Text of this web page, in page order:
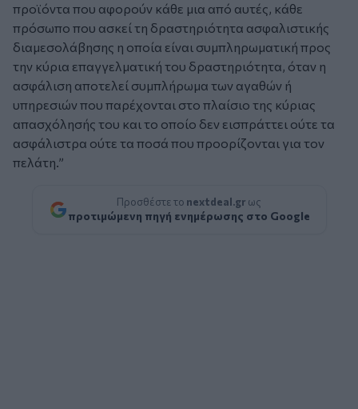
προϊόντα που αφορούν κάθε μια από αυτές, κάθε
πρόσωπο που ασκεί τη δραστηριότητα ασφαλιστικής
διαμεσολάβησης η οποία είναι συμπληρωματική προς
την κύρια επαγγελματική του δραστηριότητα, όταν η
ασφάλιση αποτελεί συμπλήρωμα των αγαθών ή
υπηρεσιών που παρέχονται στο πλαίσιο της κύριας
απασχόλησής του και το οποίο δεν εισπράττει ούτε τα
ασφάλιστρα ούτε τα ποσά που προορίζονται για τον
πελάτη.”
Προσθέστε το nextdeal.gr ως
προτιμώμενη πηγή ενημέρωσης στο Google